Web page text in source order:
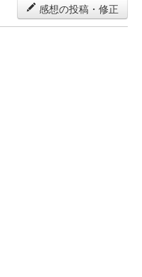
感想の投稿・修正